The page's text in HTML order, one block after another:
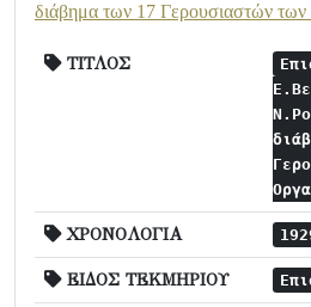
διάβημα των 17 Γερουσιαστών
ΤΙΤΛΟΣ
ΧΡΟΝΟΛΟΓΙΑ
ΕΙΔΟΣ ΤΕΚΜΗΡΙΟΥ